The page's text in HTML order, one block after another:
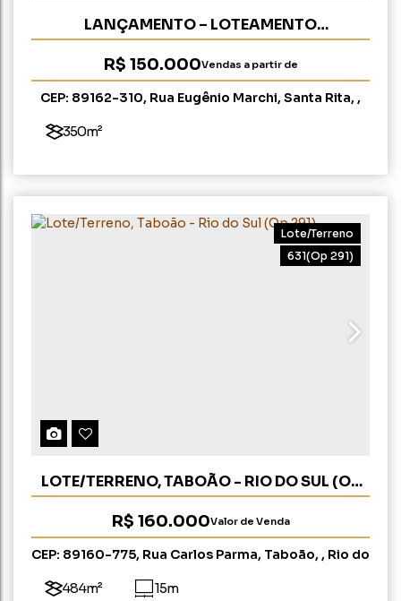
LANÇAMENTO – LOTEAMENTO
JACARANDÁ, SANTA RITA - RIO DO SUL (OP
280)
R$ 150.000Vendas a partir de
CEP: 89162-310, Rua Eugênio Marchi, Santa Rita ,
350m²
631(Op 291)
Lote/Terreno
LOTE/TERRENO, TABOÃO - RIO DO SUL (OP
291)
R$ 160.000Valor de Venda
CEP: 89160-775, Rua Carlos Parma, Taboão , Rio do
484m² 15m